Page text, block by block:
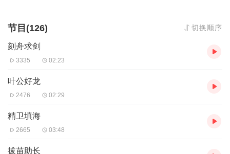
节目(126) 切换顺序
刻舟求剑
3335 02:23
叶公好龙
2476 02:29
精卫填海
2665 03:48
拔苗助长